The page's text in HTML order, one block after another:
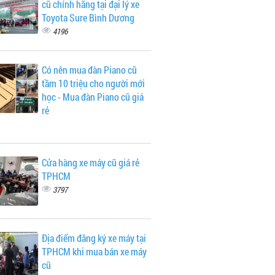
cũ chính hãng tại đại lý xe
Toyota Sure Bình Dương
4196
Có nên mua đàn Piano cũ
tầm 10 triệu cho người mới
học - Mua đàn Piano cũ giá
rẻ
Cửa hàng xe máy cũ giá rẻ
TPHCM
3797
Địa điểm đăng ký xe máy tại
TPHCM khi mua bán xe máy
cũ